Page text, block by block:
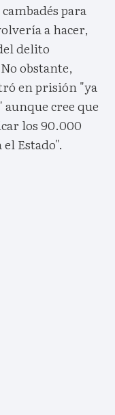
para
a hacer,
delito
obstante,
en prisión "ya
cree que
los 90.000
Estado".